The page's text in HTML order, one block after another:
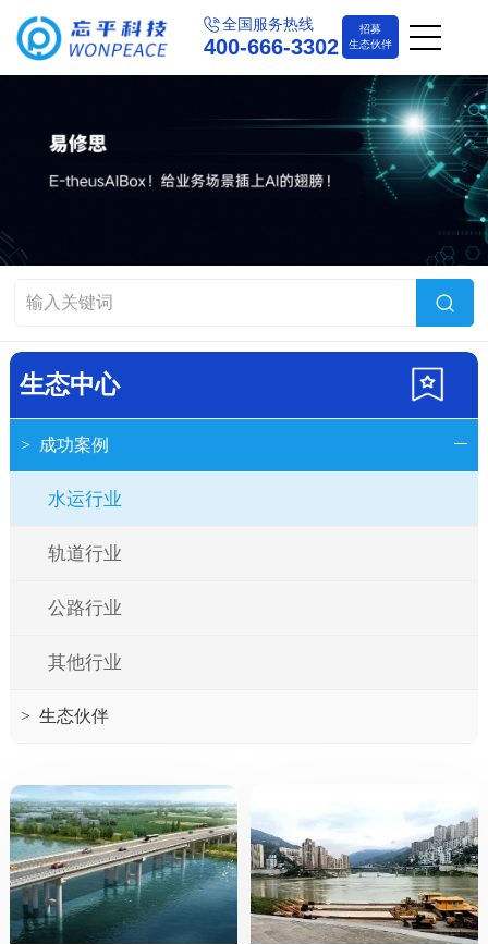
全国服务热线
400-666-3302
招募
生态伙伴
生态中心
> 成功案例
水运行业
轨道行业
公路行业
其他行业
> 生态伙伴